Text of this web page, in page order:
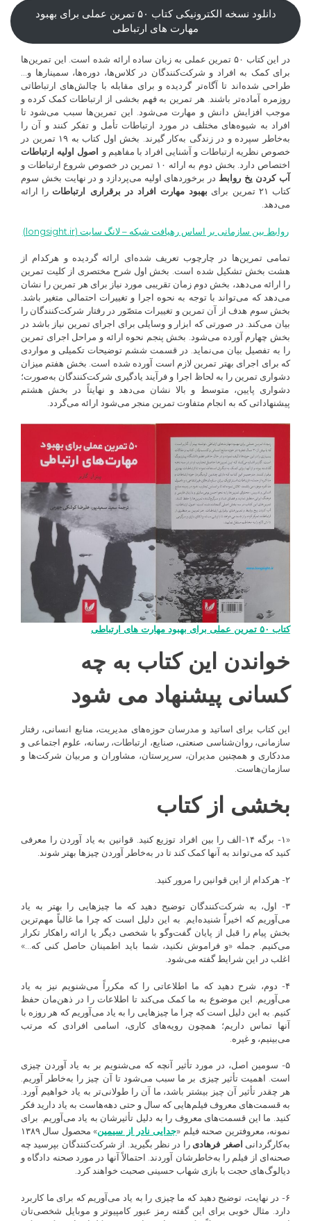
دانلود نسخه الکترونیکی کتاب ۵۰ تمرین عملی برای بهبود
مهارت های ارتباطی
در این کتاب ۵۰ تمرین عملی به زبان ساده ارائه شده است. این تمرین‌ها
برای کمک به افراد و شرکت‌کنندگان در کلاس‌ها، دوره‌ها، سمینارها و…
طراحی شده‌اند تا آگاه‌تر گردیده و برای مقابله با چالش‌های ارتباطاتی
روزمره آماده‌تر باشند. هر تمرین به فهم بخشی از ارتباطات کمک کرده و
موجب افزایش دانش و مهارت می‌شود. این تمرین‌ها سبب می‌شود تا
افراد به شیوه‌های مختلف در مورد ارتباطات تأمل و تفکر کنند و آن را
به‌خاطر سپرده و در زندگی به‌کار گیرند. بخش اول کتاب به ۱۹ تمرین در
خصوص نظریه ارتباطات و آشنایی افراد با مفاهیم و اصول اولیه ارتباطات
اختصاص دارد. بخش دوم به ارائه ۱۰ تمرین در خصوص شروع ارتباطات و
آب کردن یخ روابط در برخوردهای اولیه می‌پردازد و در نهایت بخش سوم
کتاب ۲۱ تمرین برای
بهبود مهارت افراد در برقراری ارتباطاترا ارائه
می‌دهد.
روابط بین سازمانی بر اساس رهیافت شبکه – لانگ سایت (longsight.ir)
تمامی تمرین‌ها در چارچوب تعریف شده‌ای ارائه گردیده و هرکدام از
هشت بخش تشکیل شده است. بخش اول شرح مختصری از کلیت تمرین
را ارائه می‌دهد، بخش دوم زمان تقریبی مورد نیاز برای هر تمرین را نشان
می‌دهد که می‌تواند با توجه به نحوه اجرا و تغییرات احتمالی متغیر باشد.
بخش سوم هدف از آن تمرین و تغییرات متصّور در رفتار شرکت‌کنندگان را
بیان می‌کند. در صورتی که ابزار و وسایلی برای اجرای تمرین نیاز باشد در
بخش چهارم آورده می‌شود. بخش پنجم نحوه ارائه و مراحل اجرای تمرین
را به تفصیل بیان می‌نماید. در قسمت ششم توضیحات تکمیلی و مواردی
که برای اجرای بهتر تمرین لازم است آورده شده است. بخش هفتم میزان
دشواری تمرین را به لحاظ اجرا و فرآیند یادگیری شرکت‌کنندگان به‌صورت؛
دشواری پایین، متوسط و بالا نشان می‌دهد و نهایتاً در بخش هشتم
پیشنهاداتی که به انجام متفاوت تمرین منجر می‌شود ارائه می‌گردد.
کتاب ۵۰ تمرین عملی برای بهبود مهارت های ارتباطی
خواندن این کتاب به چه
کسانی پیشنهاد می شود
این کتاب برای اساتید و مدرسان حوزه‌های مدیریت، منابع انسانی، رفتار
سازمانی، روان‌شناسی صنعتی، صنایع، ارتباطات، رسانه، علوم اجتماعی و
مددکاری و همچنین مدیران، سرپرستان، مشاوران و مربیان شرکت‌ها و
سازمان‌هاست.
بخشی از کتاب
«۱- برگه ۱۴-الف را بین افراد توزیع کنید. قوانین به یاد آوردن را معرفی
کنید که می‌تواند به آنها کمک کند تا در به‌خاطر آوردن چیزها بهتر شوند.
۲- هرکدام از این قوانین را مرور کنید.
۳- اول، به شرکت‌کنندگان توضیح دهید که ما چیزهایی را بهتر به یاد
می‌آوریم که اخیراً شنیده‌ایم. به این دلیل است که چرا ما غالباً مهم‌ترین
بخش پیام را قبل از پایان گفت‌وگو با شخصی دیگر یا ارائه راهکار تکرار
می‌کنیم. جمله «و فراموش نکنید، شما باید اطمینان حاصل کنی که…»
اغلب در این شرایط گفته می‌شود.
۴- دوم، شرح دهید که ما اطلاعاتی را که مکرراً می‌شنویم نیز به یاد
می‌آوریم. این موضوع به ما کمک می‌کند تا اطلاعات را در ذهن‌مان حفظ
کنیم. به این دلیل است که چرا ما چیزهایی را به یاد می‌آوریم که هر روزه با
آنها تماس داریم؛ همچون رویه‌های کاری، اسامی افرادی که مرتب
می‌بینیم، و غیره.
۵- سومین اصل، در مورد تأثیر آنچه که می‌شنویم بر به یاد آوردن چیزی
است. اهمیت تأثیر چیزی بر ما سبب می‌شود تا آن چیز را به‌خاطر آوریم.
هر چقدر تأثیر آن چیز بیشتر باشد، ما آن را طولانی‌تر به یاد خواهیم آورد.
به قسمت‌های معروف فیلم‌هایی که سال و حتی دهه‌هاست به یاد دارید فکر
کنید. ما این قسمت‌های معروف را به دلیل تأثیرشان به یاد می‌آوریم. برای
نمونه، معروفترین صحنه فیلم «جدایی نادر از سیمین
» محصول سال ۱۳۸۹
به‌کارگردانی اصغر فرهادی را در نظر بگیرید. از شرکت‌کنندگان بپرسید چه
صحنه‌ای از فیلم را به‌خاطرشان آوردند. احتمالاً آنها در مورد صحنه دادگاه و
دیالوگ‌های حجت با بازی شهاب حسینی صحبت خواهند کرد.
۶- در نهایت، توضیح دهید که ما چیزی را به یاد می‌آوریم که برای ما کاربرد
دارد. مثال خوبی برای این گفته رمز عبور کامپیوتر و موبایل شخصی‌تان